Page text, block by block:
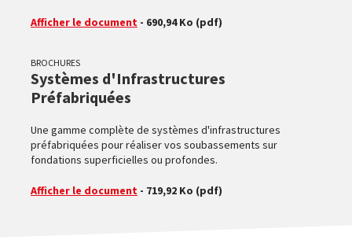
Afficher le document - 690,94 Ko (pdf)
BROCHURES
Systèmes d'Infrastructures
Préfabriquées
Une gamme complète de systèmes d'infrastructures
préfabriquées pour réaliser vos soubassements sur
fondations superficielles ou profondes.
Afficher le document - 719,92 Ko (pdf)